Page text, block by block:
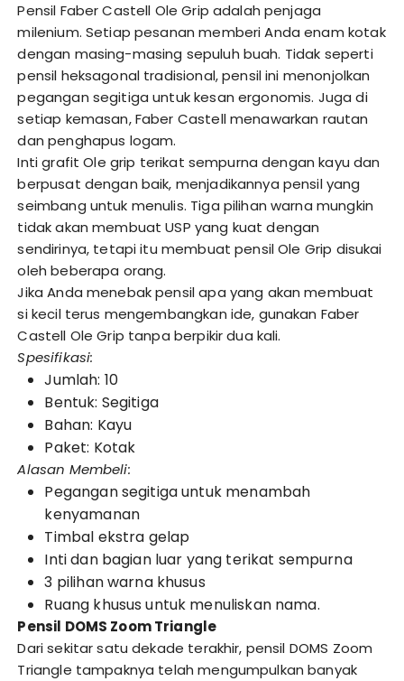
Pensil Faber Castell Ole Grip adalah penjaga
milenium. Setiap pesanan memberi Anda enam kotak
dengan masing-masing sepuluh buah. Tidak seperti
pensil heksagonal tradisional, pensil ini menonjolkan
pegangan segitiga untuk kesan ergonomis. Juga di
setiap kemasan, Faber Castell menawarkan rautan
dan penghapus logam.
Inti grafit Ole grip terikat sempurna dengan kayu dan
berpusat dengan baik, menjadikannya pensil yang
seimbang untuk menulis. Tiga pilihan warna mungkin
tidak akan membuat USP yang kuat dengan
sendirinya, tetapi itu membuat pensil Ole Grip disukai
oleh beberapa orang.
Jika Anda menebak pensil apa yang akan membuat
si kecil terus mengembangkan ide, gunakan Faber
Castell Ole Grip tanpa berpikir dua kali.
Spesifikasi:
Jumlah: 10
Bentuk: Segitiga
Bahan: Kayu
Paket: Kotak
Alasan Membeli:
Pegangan segitiga untuk menambah
kenyamanan
Timbal ekstra gelap
Inti dan bagian luar yang terikat sempurna
3 pilihan warna khusus
Ruang khusus untuk menuliskan nama.
Pensil DOMS Zoom Triangle
Dari sekitar satu dekade terakhir, pensil DOMS Zoom
Triangle tampaknya telah mengumpulkan banyak